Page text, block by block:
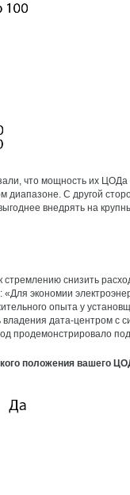
что мощность их
С другой
внедрять на
стремлению снизить
экономии
опыта у
дата-центром с
продемонстрировало
положения вашего